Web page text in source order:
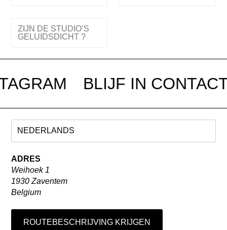
ZIJN DE STUDIO’S
GELUIDSDICHT ?
BLIJF IN
ADRES
Weihoek 1
1930 Zaventem
Belgium
ROUTEBESCHRIJVING KRIJGEN